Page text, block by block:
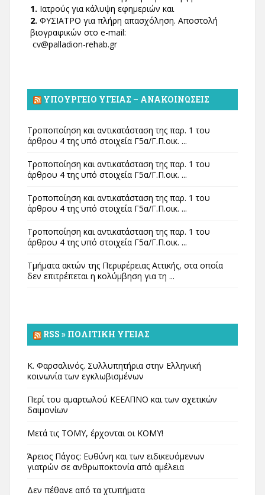
1. Ιατρούς για κάλυψη εφημεριών και
2. ΦΥΣΙΑΤΡΟ για πλήρη απασχόληση. Αποστολή
βιογραφικών στο e-mail:
cv@palladion-rehab.gr
ΥΠΟΥΡΓΕΊΟ ΥΓΕΊΑΣ – ΑΝΑΚΟΙΝΏΣΕΙΣ
Τροποποίηση και αντικατάσταση της παρ. 1 του
άρθρου 4 της υπό στοιχεία Γ5α/Γ.Π.οικ. ...
Τροποποίηση και αντικατάσταση της παρ. 1 του
άρθρου 4 της υπό στοιχεία Γ5α/Γ.Π.οικ. ...
Τροποποίηση και αντικατάσταση της παρ. 1 του
άρθρου 4 της υπό στοιχεία Γ5α/Γ.Π.οικ. ...
Τροποποίηση και αντικατάσταση της παρ. 1 του
άρθρου 4 της υπό στοιχεία Γ5α/Γ.Π.οικ. ...
Τμήματα ακτών της Περιφέρειας Αττικής, στα οποία
δεν επιτρέπεται η κολύμβηση για τη ...
RSS » ΠΟΛΙΤΙΚΉ ΥΓΕΊΑΣ
Κ. Φαρσαλινός. Συλλυπητήρια στην Ελληνική
κοινωνία των εγκλωβισμένων
Περί του αμαρτωλού ΚΕΕΛΠΝΟ και των σχετικών
δαιμονίων
Μετά τις ΤΟΜΥ, έρχονται οι ΚΟΜΥ!
Άρειος Πάγος: Ευθύνη και των ειδικευόμενων
γιατρών σε ανθρωποκτονία από αμέλεια
Δεν πέθανε από τα χτυπήματα